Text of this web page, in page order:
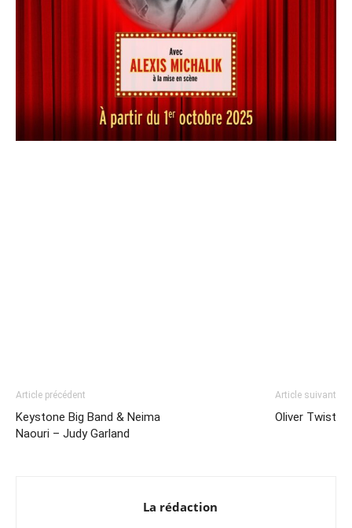
Article précédent
Keystone Big Band & Neima
Naouri – Judy Garland
Article suivant
Oliver Twist
La rédaction